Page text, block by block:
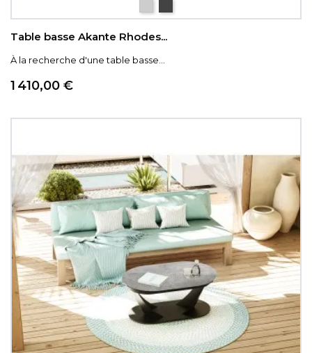
Table basse Akante Rhodes...
À la recherche d'une table basse...
Prix
1 410,00 €